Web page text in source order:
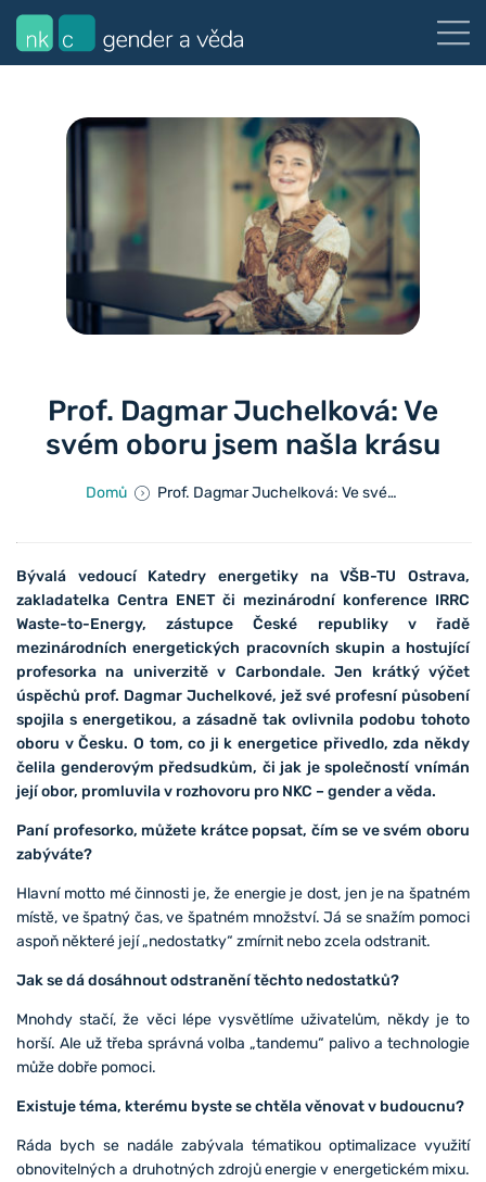
Prof. Dagmar Juchelková: Ve
svém oboru jsem našla krásu
Domů Prof. Dagmar Juchelková: Ve svém oboru jsem našla krásu
Bývalá vedoucí Katedry energetiky na VŠB-TU Ostrava,
zakladatelka Centra ENET či mezinárodní konference IRRC
Waste-to-Energy, zástupce České republiky v řadě
mezinárodních energetických pracovních skupin a hostující
profesorka na univerzitě v Carbondale. Jen krátký výčet
úspěchů prof. Dagmar Juchelkové, jež své profesní působení
spojila s energetikou, a zásadně tak ovlivnila podobu tohoto
oboru v Česku. O tom, co ji k energetice přivedlo, zda někdy
čelila genderovým předsudkům, či jak je společností vnímán
její obor, promluvila v rozhovoru pro NKC – gender a věda.
Paní profesorko, můžete krátce popsat, čím se ve svém oboru
zabýváte?
Hlavní motto mé činnosti je, že energie je dost, jen je na špatném
místě, ve špatný čas, ve špatném množství. Já se snažím pomoci
aspoň některé její „nedostatky“ zmírnit nebo zcela odstranit.
Jak se dá dosáhnout odstranění těchto nedostatků?
Mnohdy stačí, že věci lépe vysvětlíme uživatelům, někdy je to
horší. Ale už třeba správná volba „tandemu“ palivo a technologie
může dobře pomoci.
Existuje téma, kterému byste se chtěla věnovat v budoucnu?
Ráda bych se nadále zabývala tématikou optimalizace využití
obnovitelných a druhotných zdrojů energie v energetickém mixu.